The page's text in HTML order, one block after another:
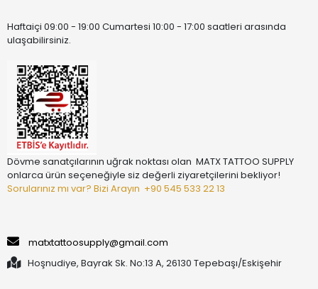
Haftaiçi 09:00 - 19:00 Cumartesi 10:00 - 17:00 saatleri arasında
ulaşabilirsiniz.
Dövme sanatçılarının uğrak noktası olan MATX TATTOO SUPPLY
onlarca ürün seçeneğiyle siz değerli ziyaretçilerini bekliyor!
Sorularınız mı var? Bizi Arayın +90 545 533 22 13
matxtattoosupply@gmail.com
Hoşnudiye, Bayrak Sk. No:13 A, 26130 Tepebaşı/Eskişehir